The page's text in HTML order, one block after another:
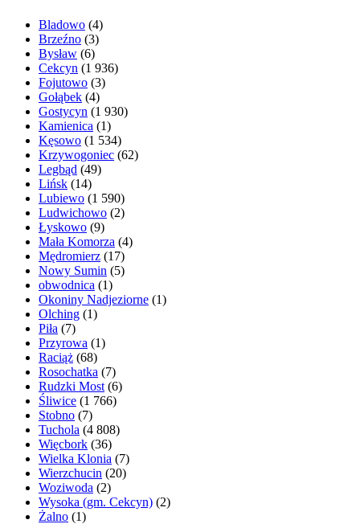
Bladowo (4)
Brzeźno (3)
Bysław (6)
Cekcyn (1 936)
Fojutowo (3)
Gołąbek (4)
Gostycyn (1 930)
Kamienica (1)
Kęsowo (1 534)
Krzywogoniec (62)
Legbąd (49)
Lińsk (14)
Lubiewo (1 590)
Ludwichowo (2)
Łyskowo (9)
Mała Komorza (4)
Mędromierz (17)
Nowy Sumin (5)
obwodnica (1)
Okoniny Nadjeziorne (1)
Olching (1)
Piła (7)
Przyrowa (1)
Raciąż (68)
Rosochatka (7)
Rudzki Most (6)
Śliwice (1 766)
Stobno (7)
Tuchola (4 808)
Więcbork (36)
Wielka Klonia (7)
Wierzchucin (20)
Woziwoda (2)
Wysoka (gm. Cekcyn) (2)
Żalno (1)